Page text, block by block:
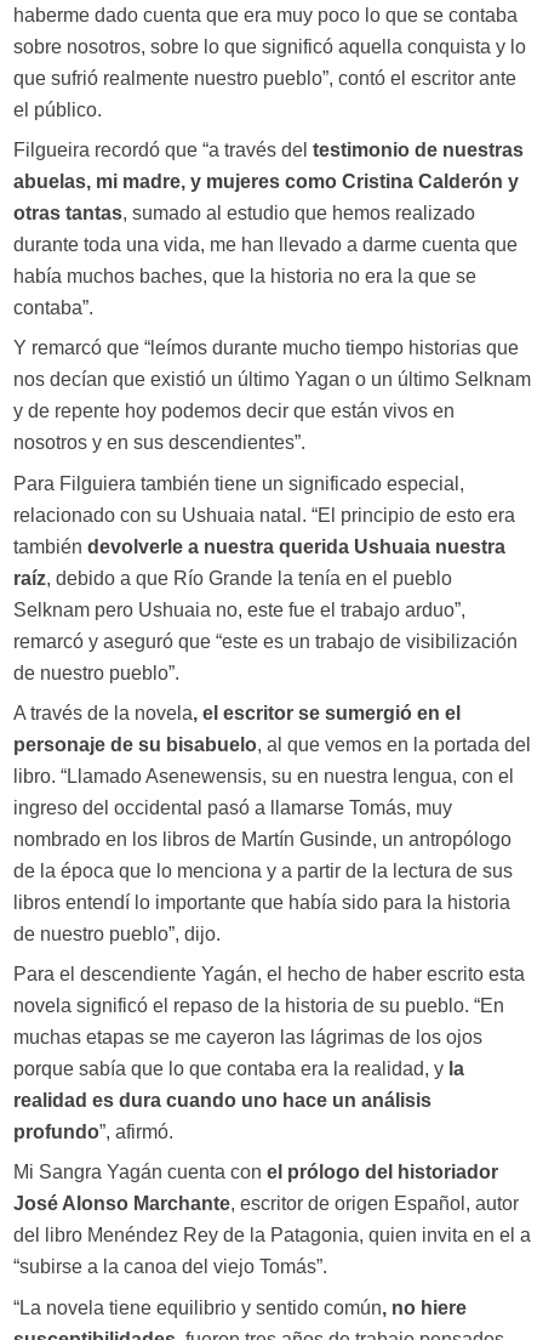
haberme dado cuenta que era muy poco lo que se contaba
sobre nosotros, sobre lo que significó aquella conquista y lo
que sufrió realmente nuestro pueblo”, contó el escritor ante
el público.
Filgueira recordó que “a través del testimonio de nuestras
abuelas, mi madre, y mujeres como Cristina Calderón y
otras tantas, sumado al estudio que hemos realizado
durante toda una vida, me han llevado a darme cuenta que
había muchos baches, que la historia no era la que se
contaba”.
Y remarcó que “leímos durante mucho tiempo historias que
nos decían que existió un último Yagan o un último Selknam
y de repente hoy podemos decir que están vivos en
nosotros y en sus descendientes”.
Para Filguiera también tiene un significado especial,
relacionado con su Ushuaia natal. “El principio de esto era
también devolverle a nuestra querida Ushuaia nuestra
raíz, debido a que Río Grande la tenía en el pueblo
Selknam pero Ushuaia no, este fue el trabajo arduo”,
remarcó y aseguró que “este es un trabajo de visibilización
de nuestro pueblo”.
A través de la novela, el escritor se sumergió en el
personaje de su bisabuelo, al que vemos en la portada del
libro. “Llamado Asenewensis, su en nuestra lengua, con el
ingreso del occidental pasó a llamarse Tomás, muy
nombrado en los libros de Martín Gusinde, un antropólogo
de la época que lo menciona y a partir de la lectura de sus
libros entendí lo importante que había sido para la historia
de nuestro pueblo”, dijo.
Para el descendiente Yagán, el hecho de haber escrito esta
novela significó el repaso de la historia de su pueblo. “En
muchas etapas se me cayeron las lágrimas de los ojos
porque sabía que lo que contaba era la realidad, y la
realidad es dura cuando uno hace un análisis
profundo”, afirmó.
Mi Sangra Yagán cuenta con el prólogo del historiador
José Alonso Marchante, escritor de origen Español, autor
del libro Menéndez Rey de la Patagonia, quien invita en el a
“subirse a la canoa del viejo Tomás”.
“La novela tiene equilibrio y sentido común, no hiere